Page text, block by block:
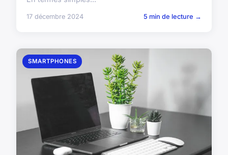
17 décembre 2024 5 min de lecture →
SMARTPHONES